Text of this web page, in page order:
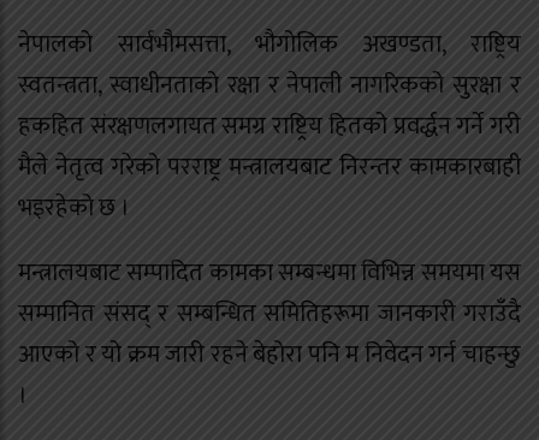
नेपालको सार्वभौमसत्ता, भौगोलिक अखण्डता, राष्ट्रिय
स्वतन्त्रता, स्वाधीनताको रक्षा र नेपाली नागरिकको सुरक्षा र
हकहित संरक्षणलगायत समग्र राष्ट्रिय हितको प्रवर्द्धन गर्ने गरी
मैले नेतृत्व गरेको परराष्ट्र मन्त्रालयबाट निरन्तर कामकारबाही
भइरहेको छ ।
मन्त्रालयबाट सम्पादित कामका सम्बन्धमा विभिन्न समयमा यस
सम्मानित संसद् र सम्बन्धित समितिहरूमा जानकारी गराउँदै
आएको र यो क्रम जारी रहने बेहोरा पनि म निवेदन गर्न चाहन्छु
।